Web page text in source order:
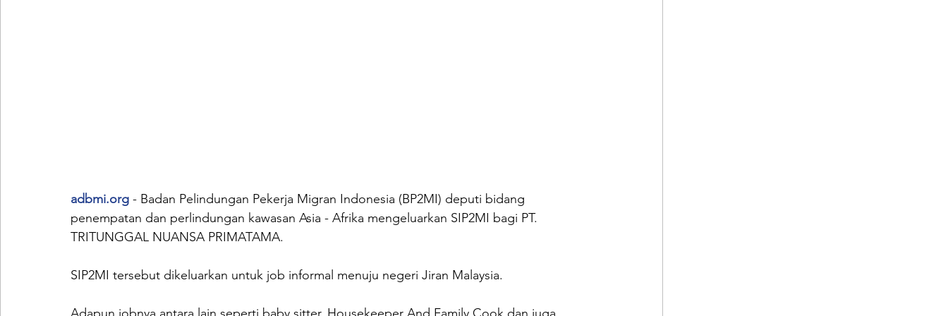
adbmi.org - Badan Pelindungan Pekerja Migran Indonesia (BP2MI) deputi bidang
penempatan dan perlindungan kawasan Asia - Afrika mengeluarkan SIP2MI bagi PT.
TRITUNGGAL NUANSA PRIMATAMA.
SIP2MI tersebut dikeluarkan untuk job informal menuju negeri Jiran Malaysia.